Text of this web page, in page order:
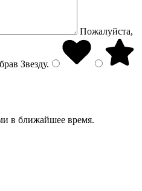
Пожалуйста,
Звезду.
в ближайшее время.